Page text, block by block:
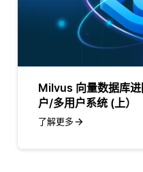
Milvus 向量数据库进
户/多用户系统 (上）
了解更多